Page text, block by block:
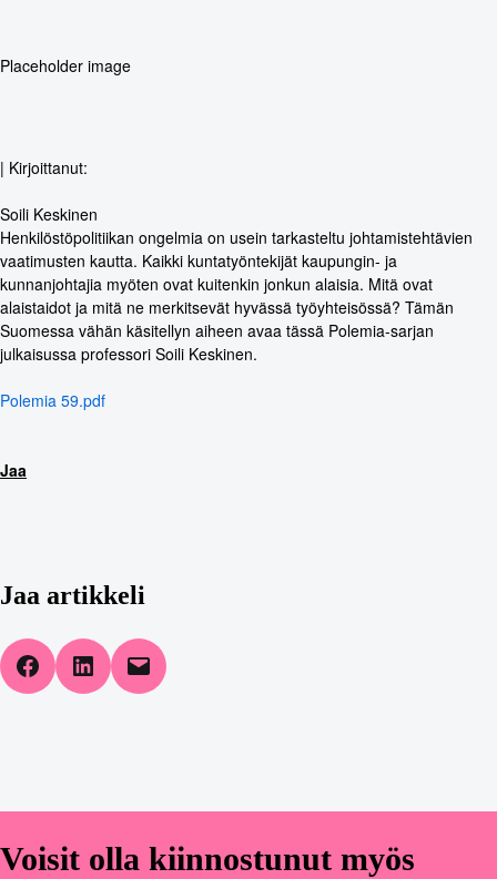
| Kirjoittanut:
Soili Keskinen
Henkilöstöpolitiikan ongelmia on usein tarkasteltu johtamistehtävien
vaatimusten kautta. Kaikki kuntatyöntekijät kaupungin- ja
kunnanjohtajia myöten ovat kuitenkin jonkun alaisia. Mitä ovat
alaistaidot ja mitä ne merkitsevät hyvässä työyhteisössä? Tämän
Suomessa vähän käsitellyn aiheen avaa tässä Polemia-sarjan
julkaisussa professori Soili Keskinen.
Polemia 59.pdf
Jaa
Jaa artikkeli
Share on Facebook
Share on LinkedIn
Email this Page
Voisit olla kiinnostunut myös